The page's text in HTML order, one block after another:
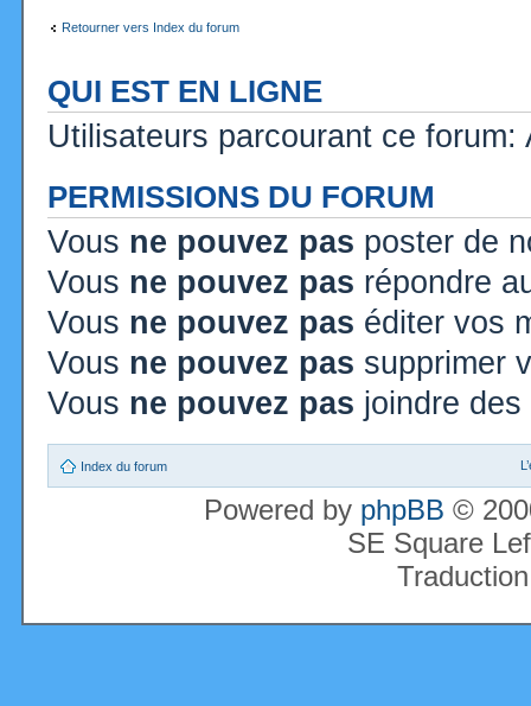
Retourner vers Index du forum
QUI EST EN LIGNE
Utilisateurs parcourant ce
PERMISSIONS DU FORUM
Vous ne pouvez pas poster de
Vous ne pouvez pas répondre
Vous ne pouvez pas éditer vos
Vous ne pouvez pas supprimer
Vous ne pouvez pas joindre
Index du forum
Powered by phpBB ©
SE Square